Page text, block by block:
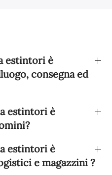
estintori è
consegna ed
estintori è
estintori è
e magazzini ?